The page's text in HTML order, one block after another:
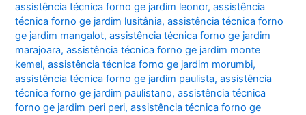
assistência técnica forno ge jardim leonor,assistência
técnica forno ge jardim lusitânia,assistência técnica forno
ge jardim mangalot,assistência técnica forno ge jardim
marajoara,assistência técnica forno ge jardim monte
kemel,assistência técnica forno ge jardim morumbi,
assistência técnica forno ge jardim paulista,assistência
técnica forno ge jardim paulistano,assistência técnica
forno ge jardim peri peri,assistência técnica forno ge